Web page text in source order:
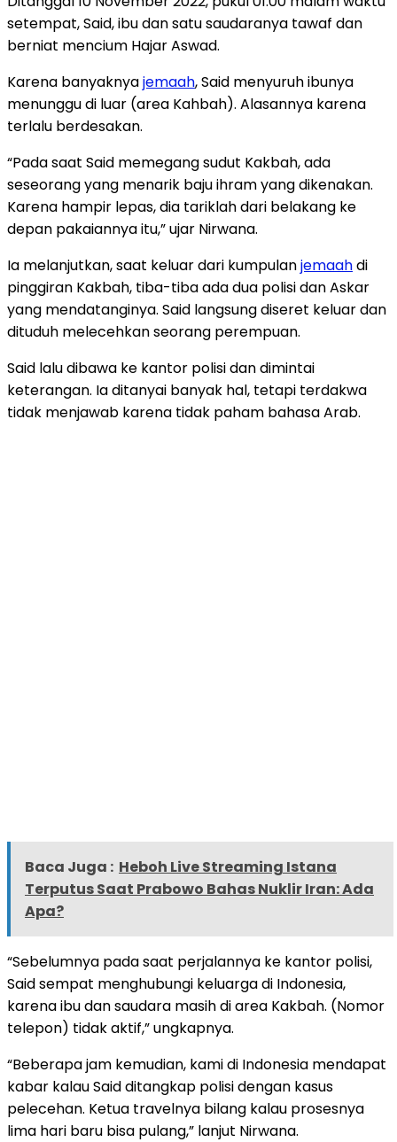
setempat, Said, ibu dan satu saudaranya tawaf dan
berniat mencium Hajar Aswad.
Karena banyaknyajemaah, Said menyuruh ibunya
menunggu di luar (area Kahbah). Alasannya karena
terlalu berdesakan.
“Pada saat Said memegang sudut Kakbah, ada
seseorang yang menarik baju ihram yang dikenakan.
Karena hampir lepas, dia tariklah dari belakang ke
depan pakaiannya itu,” ujar Nirwana.
Ia melanjutkan, saat keluar dari kumpulanjemaahdi
pinggiran Kakbah, tiba-tiba ada dua polisi dan Askar
yang mendatanginya. Said langsung diseret keluar dan
dituduh melecehkan seorang perempuan.
Said lalu dibawa ke kantor polisi dan dimintai
keterangan. Ia ditanyai banyak hal, tetapi terdakwa
tidak menjawab karena tidak paham bahasa Arab.
Baca Juga : Heboh Live Streaming Istana
Terputus Saat Prabowo Bahas Nuklir Iran: Ada
Apa?
“Sebelumnya pada saat perjalannya ke kantor polisi,
Said sempat menghubungi keluarga di Indonesia,
karena ibu dan saudara masih di area Kakbah. (Nomor
telepon) tidak aktif,” ungkapnya.
“Beberapa jam kemudian, kami di Indonesia mendapat
kabar kalau Said ditangkap polisi dengan kasus
pelecehan. Ketua travelnya bilang kalau prosesnya
lima hari baru bisa pulang,” lanjut Nirwana.